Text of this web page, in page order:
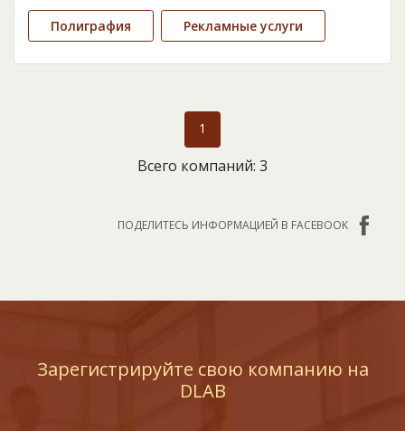
Полиграфия Рекламные услуги
1
Всего компаний: 3
ПОДЕЛИТЕСЬ ИНФОРМАЦИЕЙ В FACEBOOK
Зарегистрируйте свою компанию на
DLAB